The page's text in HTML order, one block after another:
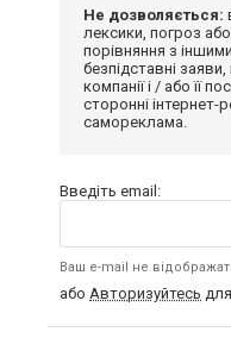
Не дозволяється:
лексики, погроз
порівняння з
безпідставні
компанії і / або її
сторонні інтернет-
самореклама.
Введіть email:
Ваш e-mail не
або Авторизуйтесь